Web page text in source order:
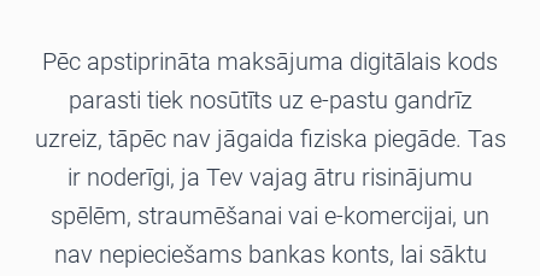
Pēc apstiprināta maksājuma digitālais kods
parasti tiek nosūtīts uz e-pastu gandrīz
uzreiz, tāpēc nav jāgaida fiziska piegāde. Tas
ir noderīgi, ja Tev vajag ātru risinājumu
spēlēm, straumēšanai vai e-komercijai, un
nav nepieciešams bankas konts, lai sāktu